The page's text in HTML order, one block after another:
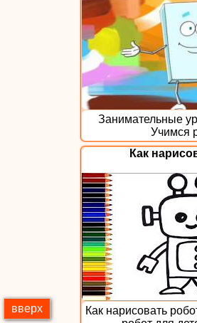
Занимательные
Учимся
Как
Как нарисовать
вверх